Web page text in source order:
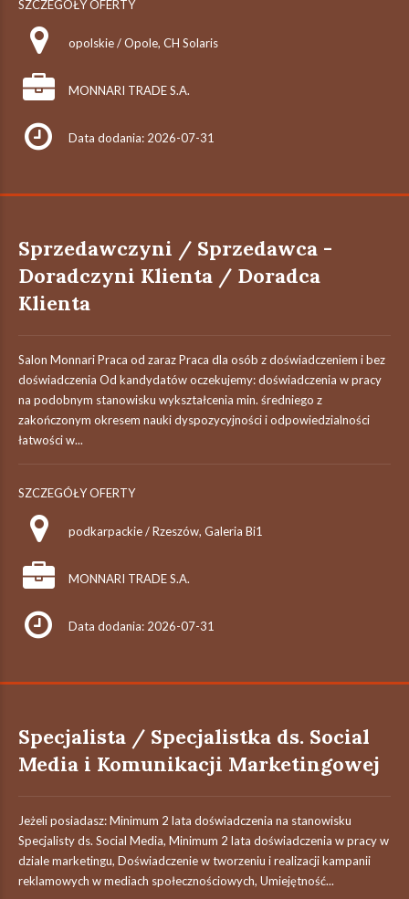
SZCZEGÓŁY OFERTY
opolskie / Opole, CH Solaris
MONNARI TRADE S.A.
Data dodania: 2026-07-31
Sprzedawczyni / Sprzedawca -
Doradczyni Klienta / Doradca
Klienta
Salon Monnari Praca od zaraz Praca dla osób z doświadczeniem i bez
doświadczenia Od kandydatów oczekujemy: doświadczenia w pracy
na podobnym stanowisku wykształcenia min. średniego z
zakończonym okresem nauki dyspozycyjności i odpowiedzialności
łatwości w...
SZCZEGÓŁY OFERTY
podkarpackie / Rzeszów, Galeria Bi1
MONNARI TRADE S.A.
Data dodania: 2026-07-31
Specjalista / Specjalistka ds. Social
Media i Komunikacji Marketingowej
Jeżeli posiadasz: Minimum 2 lata doświadczenia na stanowisku
Specjalisty ds. Social Media, Minimum 2 lata doświadczenia w pracy w
dziale marketingu, Doświadczenie w tworzeniu i realizacji kampanii
reklamowych w mediach społecznościowych, Umiejętność...